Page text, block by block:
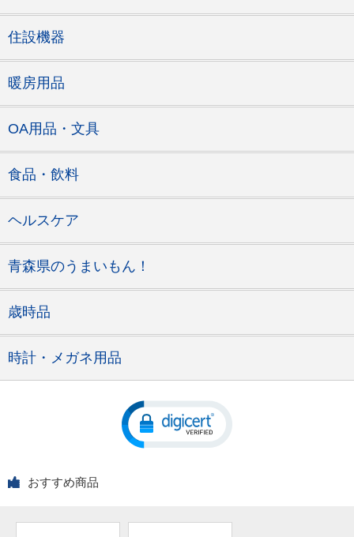
住設機器
暖房用品
OA用品・文具
食品・飲料
ヘルスケア
青森県のうまいもん！
歳時品
時計・メガネ用品
おすすめ商品